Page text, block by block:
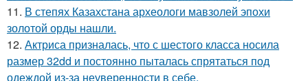
11. В степях Казахстана археологи мавзолей эпохи
золотой орды нашли.
12. Актриса призналась, что с шестого класса носила
размер 32dd и постоянно пыталась спрятаться под
одеждой из-за неуверенности в себе.